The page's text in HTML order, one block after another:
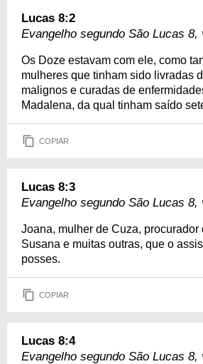
Lucas 8:2
Evangelho segundo São Lucas
Os Doze estavam com ele, como
mulheres que tinham sido livradas
malignos e curadas de
Madalena, da qual tinham saído
COPIAR
Lucas 8:3
Evangelho segundo São Lucas
Joana, mulher de Cuza, procurador
Susana e muitas outras, que o
posses.
COPIAR
Lucas 8:4
Evangelho segundo São Lucas